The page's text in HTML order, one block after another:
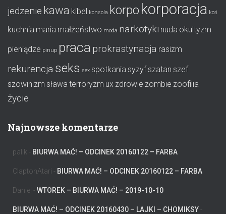
jedzenie kawa kibel konsola korpo korporacja koń
kuchnia maria małżeństwo moda narkotyki nuda okultyzm
pieniądze pinup praca prokrastynacja rasizm
rekurencja seks sex spotkania syzyf szatan szef
szowinizm sława terroryzm ux zdrowie zombie zoofilia
życie
Najnowsze komentarze
palik - BIURWA MAĆ! – ODCINEK 20160122 – FARBA
ClaptonAtari - BIURWA MAĆ! – ODCINEK 20160122 – FARBA
Daniel - WTOREK – BIURWA MAĆ! – 2019-10-10
BIURWA MAĆ! – ODCINEK 20160430 – LAJKI – CHOMIKSY -